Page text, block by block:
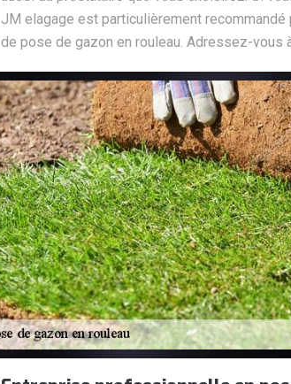
JM elagage est particulièrement
de pose de gazon en rouleau. Adressez-vous